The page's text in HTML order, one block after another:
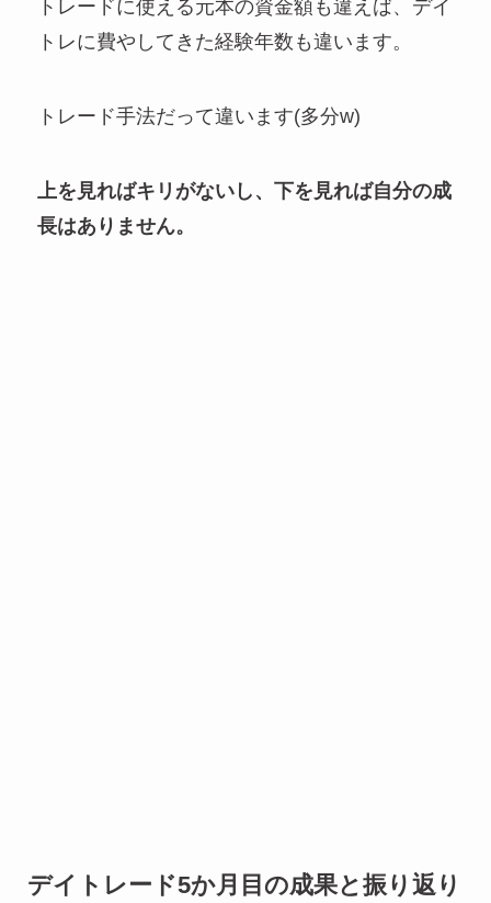
トレードに使える元本の資金額も違えば、デイ
トレに費やしてきた経験年数も違います。
トレード手法だって違います(多分w)
上を見ればキリがないし、下を見れば自分の成
長はありません。
デイトレード5か月目の成果と振り返り